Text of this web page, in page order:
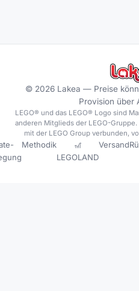
© 2026 Lakea — Preise
Provision über
LEGO® und das LEGO® Logo sind
anderen Mitglieds der LEGO-
mit der LEGO Group verbunden,
Methodik
🎢
LEGOLAND
Versand